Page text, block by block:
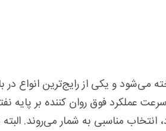
می‌شود و یکی از رایج‌ترین انواع در
می‌شوند. سرعت عملکرد فوق روان کننده بر
مناسبی به شمار می‌روند.